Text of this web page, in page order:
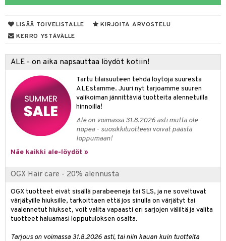
LISÄÄ TOIVELISTALLE
KIRJOITA ARVOSTELU
KERRO YSTÄVÄLLE
ALE - on aika napsauttaa löydöt kotiin!
Tartu tilaisuuteen tehdä löytöjä suuresta
ALEstamme. Juuri nyt tarjoamme suuren
valikoiman jännittäviä tuotteita alennetuilla
hinnoilla!
Ale on voimassa 31.8.2026 asti mutta ole
nopea - suosikkituotteesi voivat päästä
loppumaan!
Näe kaikki ale-löydöt »
OGX Hair care - 20% alennusta
OGX tuotteet eivät sisällä parabeeneja tai SLS, ja ne soveltuvat
värjätyille hiuksille, tarkoittaen että jos sinulla on värjätyt tai
vaalennetut hiukset, voit valita vapaasti eri sarjojen väliltä ja valita
tuotteet haluamasi lopputuloksen osalta.
Tarjous on voimassa 31.8.2026 asti, tai niin kauan kuin tuotteita
hoito
iho
iho
iho
Päivävoide
hoito
tarvikkeet
/ Kajaali
&
Lapset
Set
tuotteet
hoito
poisto
hoito
& saippuat
tuotteet
shave balm
shave lotion
de cologne
de toilette
tuotteet
poisto
hoito
& saippuat
1: Puhdistus
& vastauksia